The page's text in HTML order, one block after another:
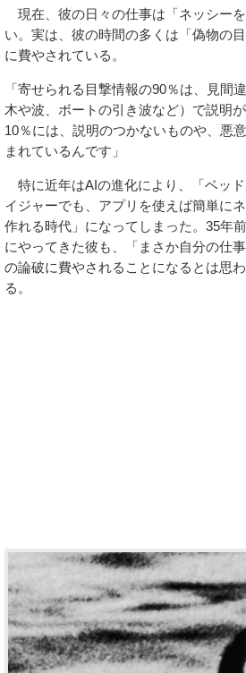
現在、彼の日々の仕事は「ネッシー
い。実は、彼の時間の多くは「偽物の
に費やされている。
「寄せられる目撃情報の90％は、見間
木や波、ボートの引き波など）で説明
10％には、説明のつかないものや、悪
まれているんです」
特に近年はAIの進化により、「ベッ
イジャーでも、アプリを使えば簡単に
作れる時代」になってしまった。35年
にやってきた彼も、「まさか自分の仕
の論破に費やされることになるとは思
る。